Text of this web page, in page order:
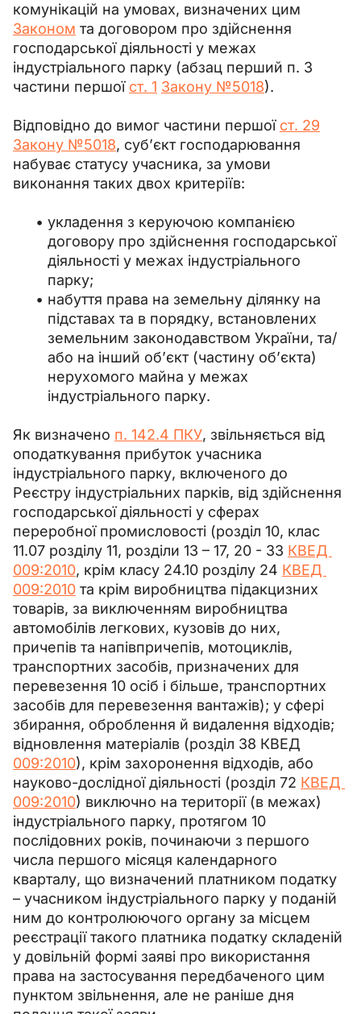
комунікацій на умовах, визначених цим
Законом та договором про здійснення
господарської діяльності у межах
індустріального парку (абзац перший п. 3
частини першої ст. 1 Закону №5018).
Відповідно до вимог частини першої ст. 29
Закону №5018, суб’єкт господарювання
набуває статусу учасника, за умови
виконання таких двох критеріїв:
укладення з керуючою компанією
договору про здійснення господарської
діяльності у межах індустріального
парку;
набуття права на земельну ділянку на
підставах та в порядку, встановлених
земельним законодавством України, та/
або на інший об’єкт (частину об’єкта)
нерухомого майна у межах
індустріального парку.
Як визначено п. 142.4 ПКУ, звільняється від
оподаткування прибуток учасника
індустріального парку, включеного до
Реєстру індустріальних парків, від здійснення
господарської діяльності у сферах
переробної промисловості (розділ 10, клас
11.07 розділу 11, розділи 13 – 17, 20 - 33 КВЕД
009:2010, крім класу 24.10 розділу 24 КВЕД
009:2010 та крім виробництва підакцизних
товарів, за виключенням виробництва
автомобілів легкових, кузовів до них,
причепів та напівпричепів, мотоциклів,
транспортних засобів, призначених для
перевезення 10 осіб і більше, транспортних
засобів для перевезення вантажів); у сфері
збирання, оброблення й видалення відходів;
відновлення матеріалів (розділ 38 КВЕД
009:2010), крім захоронення відходів, або
науково-дослідної діяльності (розділ 72 КВЕД
009:2010) виключно на території (в межах)
індустріального парку, протягом 10
послідовних років, починаючи з першого
числа першого місяця календарного
кварталу, що визначений платником податку
– учасником індустріального парку у поданій
ним до контролюючого органу за місцем
реєстрації такого платника податку складеній
у довільній формі заяві про використання
права на застосування передбаченого цим
пунктом звільнення, але не раніше дня